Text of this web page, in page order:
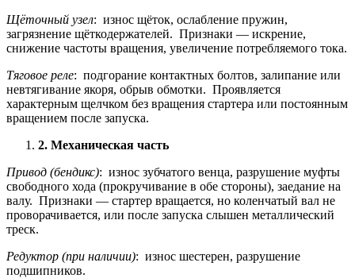
Щёточный узел: износ щёток, ослабление пружин,
загрязнение щёткодержателей. Признаки — искрение,
снижение частоты вращения, увеличение потребляемого тока.
Тяговое реле: подгорание контактных болтов, залипание или
невтягивание якоря, обрыв обмотки. Проявляется
характерным щелчком без вращения стартера или постоянным
вращением после запуска.
2. Механическая часть
Привод (бендикс): износ зубчатого венца, разрушение муфты
свободного хода (прокручивание в обе стороны), заедание на
валу. Признаки — стартер вращается, но коленчатый вал не
проворачивается, или после запуска слышен металлический
треск.
Редуктор (при наличии): износ шестерен, разрушение
подшипников.